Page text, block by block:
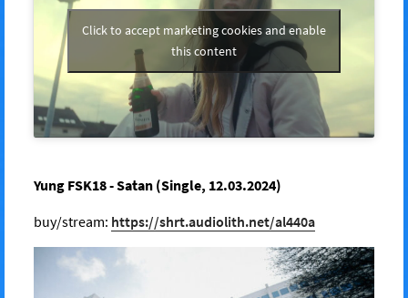
Click to accept marketing cookies and enable
this content
Yung FSK18 - Satan (Single, 12.03.2024)
buy/stream: https://shrt.audiolith.net/al440a